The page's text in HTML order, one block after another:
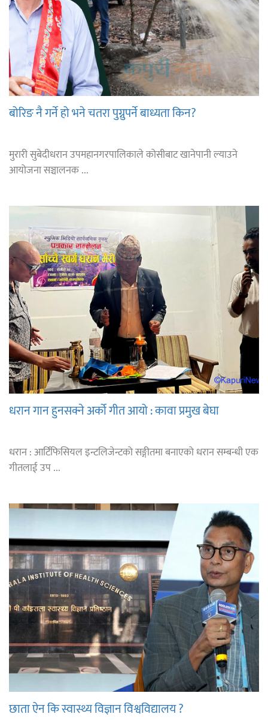
बोरिङ नै गर्ने हो भने चतरा पुग्नुपर्ने बाध्यता किन?
मुरारी सुबेदीधरान उपमहानगरपालिकाले कोसीबाट खानेपानी ल्याउने
आयोजना सञ्चालनक ...
धरान गान हुनसक्ने अर्को गीत आयो : कावा प्रमुख बेघा
धरान : आर्टिफिसियल इन्टलिजेन्टको सङ्गीतमा बनाएको धरान सम्बन्धी एक
गीतलाई उप ...
छाता ऐन कि स्वास्थ्य विज्ञान विश्वविद्यालय ?